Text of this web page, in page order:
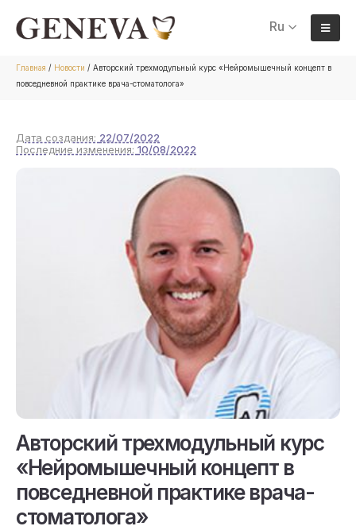
Ru
Главная / Новости / Авторский трехмодульный курс «Нейромышечный концепт в
повседневной практике врача-стоматолога»
Дата создания: 22/07/2022
Последние изменения: 10/08/2022
Авторский трехмодульный курс
«Нейромышечный концепт в
повседневной практике врача-
стоматолога»